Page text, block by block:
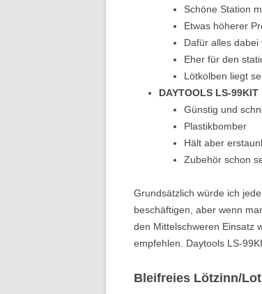
Schöne Station
Etwas höherer
Dafür alles
Eher für den
Lötkolben liegt
DAYTOOLS LS-99KIT
Günstig und
Plastikbomber
Hält aber
Zubehör schon
Grundsätzlich würde ich
beschäftigen, aber wenn
den Mittelschweren Einsatz
empfehlen. Daytools LS-
Bleifreies Lötzinn/Lot